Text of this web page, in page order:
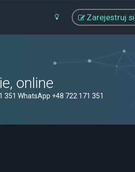
Zarejestruj
online
351 WhatsApp +48 722 171 351